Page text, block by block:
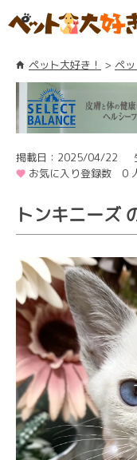
ペット大好き！ ペ
掲載日：2025/04/22
お気に入り登録数 0
トンキニーズ